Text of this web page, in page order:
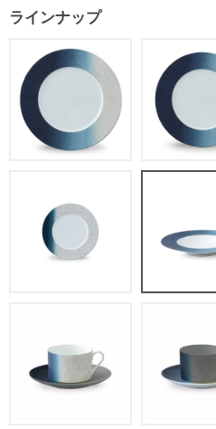
ラインナップ